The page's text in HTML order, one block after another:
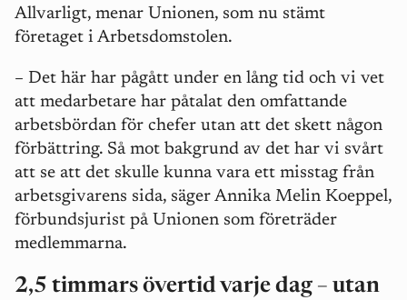
Allvarligt, menar Unionen, som nu stämt
företaget i Arbetsdomstolen.
– Det här har pågått under en lång tid och vi vet
att medarbetare har påtalat den omfattande
arbetsbördan för chefer utan att det skett någon
förbättring. Så mot bakgrund av det har vi svårt
att se att det skulle kunna vara ett misstag från
arbetsgivarens sida, säger Annika Melin Koeppel,
förbundsjurist på Unionen som företräder
medlemmarna.
2,5 timmars övertid varje dag – utan